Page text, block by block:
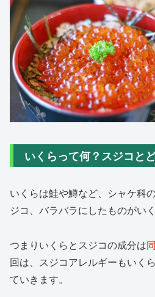
いくらって何？スジコと
いくらは鮭や鱒など、シャケ科
ジコ、バラバラにしたものがい
つまりいくらとスジコの成分は
回は、スジコアレルギーもいく
ていきます。